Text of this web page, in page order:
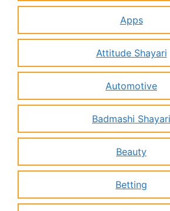
Apps
Attitude Shayari
Automotive
Badmashi Shayari
Beauty
Betting